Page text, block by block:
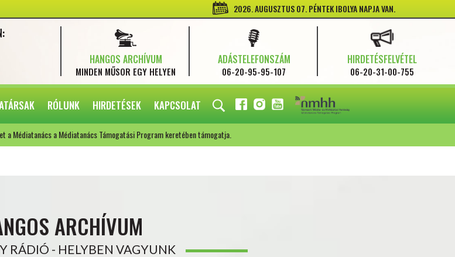
2026. AUGUSZTUS 07. PÉNTEK IBOLYA NAPJA VAN.
HANGOS ARCHÍVUM
MINDEN MŰSOR EGY HELYEN
ADÁSTELEFONSZÁM
06-20-95-95-107
HIRDETÉSFELVÉTEL
06-20-31-00-755
RÓLUNK HIRDETÉSEK KAPCSOLAT FACEBOOK
INSTAGRAM
YOUTUBE
a Médiatanács a Médiatanács Támogatási Program keretében támogatja.
ARCHÍVUM
RÁDIÓ - HELYBEN VAGYUNK